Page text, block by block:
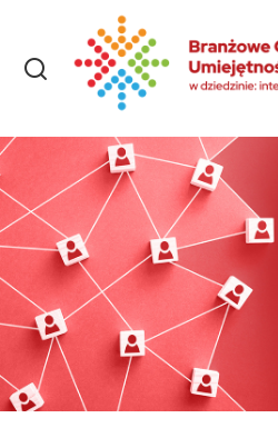
Start
Aktualności
Szkolenia i kursy
Olimpiady
Konkursy
Rekrutacja